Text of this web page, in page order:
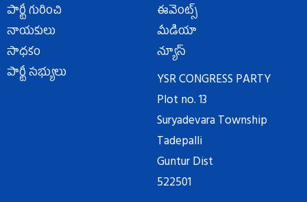
పార్టీ గురించి
నాయకులు
సాధకం
పార్టీ సభ్యులు
ఈవెంట్స్
మీడియా
న్యూస్
YSR CONGRESS PARTY
Plot no. 13
Suryadevara Township
Tadepalli
Guntur Dist
522501